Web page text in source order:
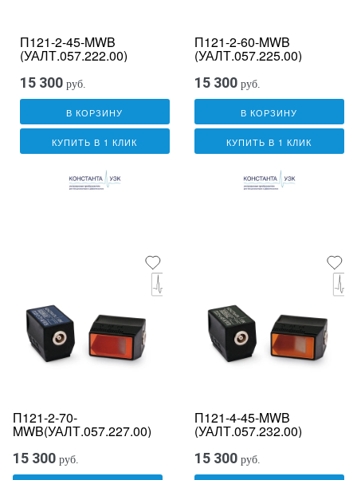
П121-2-45-MWB
(УАЛТ.057.222.00)
15 300 руб.
В КОРЗИНУ
КУПИТЬ В 1 КЛИК
П121-2-60-MWB
(УАЛТ.057.225.00)
15 300 руб.
В КОРЗИНУ
КУПИТЬ В 1 КЛИК
П121-2-70-
MWB(УАЛТ.057.227.00)
15 300 руб.
П121-4-45-MWB
(УАЛТ.057.232.00)
15 300 руб.